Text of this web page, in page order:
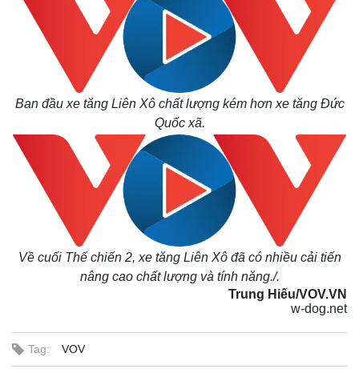
Bất động sản
Thị trường
Giá vàng
Tiêu dùng
Tỷ giá
Chứng khoán
Giá cà phê
Ban đầu xe tăng Liên Xô chất lượng kém hơn xe tăng Đức
Quốc xã.
Về cuối Thế chiến 2, xe tăng Liên Xô đã có nhiều cải tiến
nâng cao chất lượng và tính năng./.
Trung Hiếu/VOV.VN
w-dog.net
Tag: VOV